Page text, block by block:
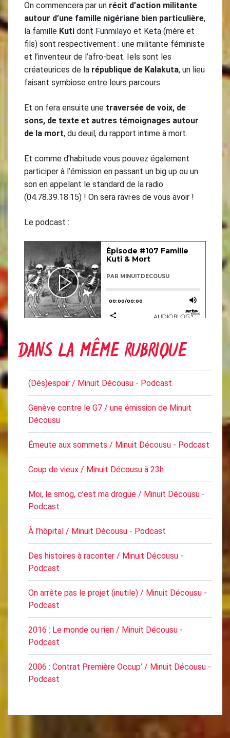
On commencera par un récit d’action militante
autour d’une famille nigériane bien particulière,
la famille Kuti dont Funmilayo et Keta (mère et
fils) sont respectivement : une militante féministe
et l’inventeur de l’afro-beat. Iels sont les
créateurices de la république de Kalakuta, un lieu
faisant symbiose entre leurs parcours.
Et on fera ensuite une traversée de voix, de
sons, de texte et autres témoignages autour
de la mort, du deuil, du rapport intime à mort.
Et comme d’habitude vous pouvez également
participer à l’émission en passant un big up ou un
son en appelant le standard de la radio
(04.78.39.18.15) ! On sera ravi·es de vous avoir !
Le podcast :
DANS LA MÊME RUBRIQUE
(Dés)espoir / Minuit Décousu - Podcast
Genève contre le G7 / une émission de Minuit
Décousu
Émeute aux sommets / Minuit Décousu - Podcast
Coup de vieux / Minuit Décousu à 23h
Moi, le smog, c’est ma drogue / Minuit Décousu -
Podcast
À l’hôpital / Minuit Décousu - Podcast
Des histoires à raconter / Minuit Décousu -
Podcast
On arrête pas le projet (inutile) / Minuit Décousu -
Podcast
2016 : Le monde ou rien / Minuit Décousu -
Podcast
2006 : Contrat Première Occup’ / Minuit Décousu -
Podcast